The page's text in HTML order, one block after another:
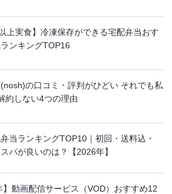
上実食】冷凍保存ができる宅配弁当おす
ンキングTOP16
の口コミ・評判がひどい それでも私
約しない4つの理由
当ランキングTOP10｜初回・送料込・
パが良いのは？【2026年】
】動画配信サービス（VOD）おすすめ12